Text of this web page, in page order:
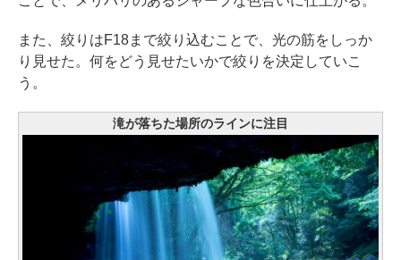
また、絞りはF18まで絞り込むことで、光の筋をしっか
り見せた。何をどう見せたいかで絞りを決定していこ
う。
滝が落ちた場所のラインに注目